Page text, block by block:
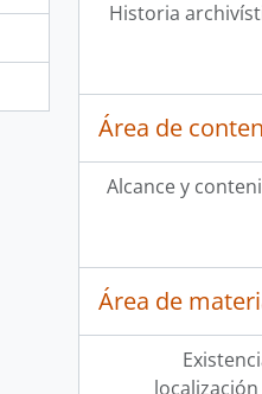
Historia
Área de
Alcance y
Área de